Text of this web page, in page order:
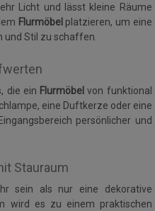
Licht und lässt kleine Räume
Flurmöbel platzieren, um eine
und Stil zu schaffen.
die ein Flurmöbel von funktional
eine Duftkerze oder eine
persönlicher und
Stauraum
sein als nur eine dekorative
wird es zu einem praktischen